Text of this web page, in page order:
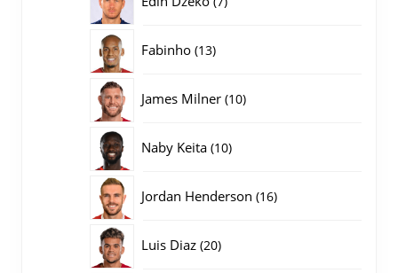
Fabinho 1313
James Milner 1010
Naby Keita 1010
Jordan Henderson 1616
Luis Diaz 2020